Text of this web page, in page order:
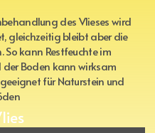
des Vlieses wird
gleichzeitig bleibt aber die
kann Restfeuchte im
Boden kann wirksam
für Naturstein und